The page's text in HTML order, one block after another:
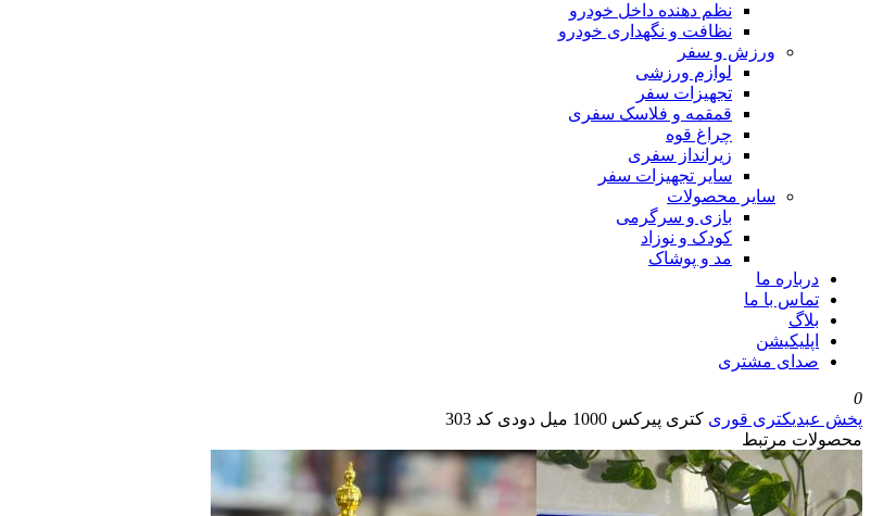
نظم دهنده داخل خودرو
نظافت و نگهداری خودرو
ورزش و سفر
لوازم ورزشی
تجهیزات سفر
قمقمه و فلاسک سفری
چراغ قوه
زیرانداز سفری
سایر تجهیزات سفر
سایر محصولات
بازی و سرگرمی
کودک و نوزاد
مد و پوشاک
درباره ما
تماس با ما
بلاگ
اپلیکیشن
صدای مشتری
0
پخش عبدیکتری قوری کتری پیرکس 1000 میل دودی کد 303
محصولات مرتبط